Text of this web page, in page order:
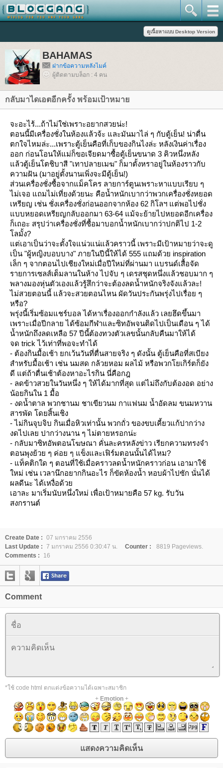
BAHAMAS
ฝากข้อความหลังไมค์
ผู้ติดตามบล็อก : 4 คน
กลับมาไดเอตอีกครั้ง พร้อมเป้าหมา
จะอะไร้...ถ้าไม่ใช่เพราะอยากสวยน่ะ!
ตอนนี้มีเครื่องชั่งในห้องแล้วจ้ะ และมันมาไล่ ๆ กับตู้เย็น! น่าตื่น
ตกใจไหมล่ะ...เพราะตู้เย็นคือที่เก็บของกินไงล่ะ หลังเงินค่าเรื่อง
ออก ก่อนโอนให้แม่ก็ขอเจียดมาซื้อตู้เย็นขนาด 3 คิวหนึ่งหลัง
ล้วตู้เย็นโตชิบาสี "เทาปลายเมฆ" ก็มาตั้งหราอยู่ในห้องราวกับ
ความฝัน (มาอยู่ตั้งนานเพิ่งจะมีตู้เย็น!)
ส่วนเครื่องชั่งซื้อจากแม็คโคร ลายการ์ตูนเพราะหาแบบเรียบ ๆ
ไม่เจอ แถมไม่เที่ยงด้วยนะ คือน้ำหนักเบากว่าพวกเครื่องชั่งหยอด
เหรียญ เช่น ชั่งเครื่องชั่งก่อนออกจากห้อง 62 กิโลฯ แต่พอไปชั่ง
บบหยอดเหรียญกลับออกมา 63-64 แม้จะย้ายไปหยอดอีกเครื่อง
ก็เถอะ สรุปว่าเครื่องชั่งที่ซื้อมาบอกน้ำหนักเบากว่าปกติไป 1-2
ลมั้ง?
ต่เอาเป็นว่าจะตั้งใจแน่วแน่แล้วคราวนี้ เพราะมีเป้าหมายว่าจะดู
เป็น "ผู้หญิงบอบบาง" ภายในปีนี้ให้ได้ 555 แถมด้วย inspiration
เล็ก ๆ จากตอนไปเชียงใหม่เมื่อปีใหม่ที่ผ่านมา แบรนด์เสื้อจัด
รายการเซลส์เต็มลานในห้าง ไปจับ ๆ เดรสชุดหนึ่งแล้วชอบมาก ๆ
พลางมองหุ่นตัวเองแล้วรู้สึกว่าจะต้องลดน้ำหนักจริงจังแล้วละ!
ไม่สวยตอนนี้ แล้วจะสวยตอนไหน ผัดวันประกันพรุ่งไปเรื่อย ๆ
หรือ?
พรุ่งนี้เริ่มซ้อมแชร์บอล ได้หาเรื่องออกกำลังแล้ว เลยฮึดขึ้นมา
เพราะเมื่อปีกลาย ได้ซ้อมกีฬาและซิทอัพจนติดไปเป็นเดือน ๆ ได้
น้ำหนักถึงลดเหลือ 57 ปีนี้ต้องทวงตัวเลขนั้นกลับคืนมาให้ได้
จด trick ไว้เท่าที่พอจะทำได้
- ต้องกินมื้อเช้า ยกเว้นวันที่ตื่นสายจริง ๆ ดังนั้น ตู้เย็นคือที่สเบียง
สำหรับมื้อเช้า เช่น นมสด กล้วยหอม ผลไม้ หรือพวกโยเกิร์ตก็ยัง
ดี แต่ถ้าตื่นเช้าต้องหาอะไรกิน นี่คือกฎ
- ลดข้าวสวยในวันหนึ่ง ๆ ให้ได้มากที่สุด แต่ไม่ถึงกับต้องอด อย่าง
น้อยกินใน 1 มื้อ
- งดน้ำตาล พวกชานม ชาเขียวนม กาแฟนม น้ำอัดลม ขนมหวาน
สารพัด โดยสิ้นเชิง
- ไม่กินจุบจิบ กินเมื่อหิวเท่านั้น พวกถั่ว ของขบเคี้ยวแก้ปากว่าง
งดไปเลย ปากว่างนาน ๆ ไม่ตายหรอกน่ะ
- กลับมาซิทอัพตอนโฆษณา คั่นละครหลังข่าว เรียกความทรงจำ
ตอนพุงย้วย ๆ ค่อย ๆ แข็งและเฟิร์มตอนนั้นได้ไหม?
- แท็คติกใด ๆ ตอนที่ใช้เมื่อคราวลดน้ำหนักคราวก่อน เอามาใช้
หม่ เช่น เวลานึกอยากกินอะไร ก็ขัดห้องน้ำ หอบผ้าไปซัก นั่นได้
ผลดีนะ ได้เหงื่อด้ว
เอาละ มาเริ่มนับหนึ่งใหม่ เพื่อเป้าหมายคือ 57 kg. รับวัน
สงกรานต์
Create Date : 07 มกราคม 2556
Last Update : 7 มกราคม 2556 0:30:47 น. Counter :
8819 Pageviews.
Comments :
16
Comment
*ใช้ code html ตกแต่งข้อความได้เฉพาะสมาชิก
+ Emotion+